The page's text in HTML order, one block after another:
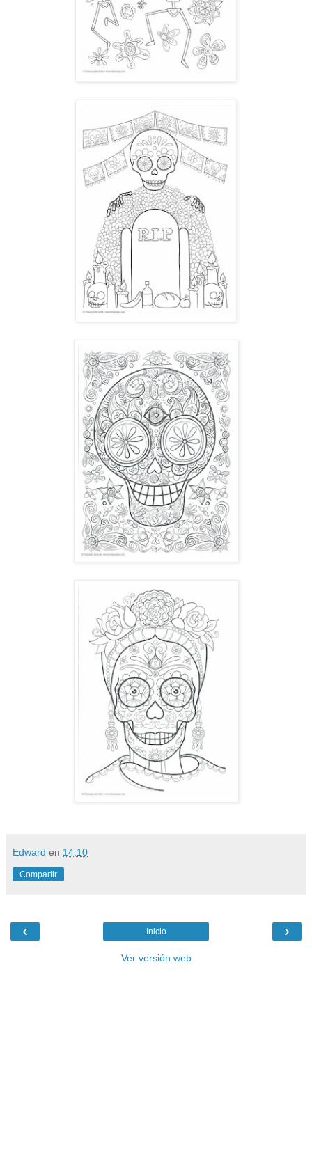
Edward en 14:10
Compartir
‹ ›
Inicio
Ver versión web